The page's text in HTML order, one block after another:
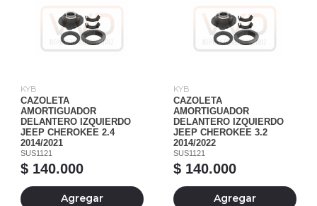
KYB
CAZOLETA
AMORTIGUADOR
DELANTERO IZQUIERDO
JEEP CHEROKEE 2.4
2014/2021
SUS1121
$ 140.000
Agregar
KYB
CAZOLETA
AMORTIGUADOR
DELANTERO IZQUIERDO
JEEP CHEROKEE 3.2
2014/2022
SUS1121
$ 140.000
Agregar